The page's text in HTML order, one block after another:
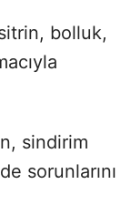
bolluk,
sindirim
sorunlarını